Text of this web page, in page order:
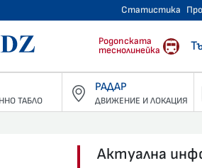
Статистика
БДЖ - Пътнически превози
Родопската
теснолинейка
ТАБЛО
РАДАР
ДВИЖЕНИЕ И ЛОКАЦИЯ
Актуална